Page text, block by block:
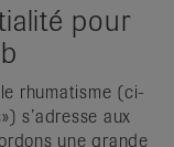
pour
rhumatisme (ci-
s’adresse aux
une grande